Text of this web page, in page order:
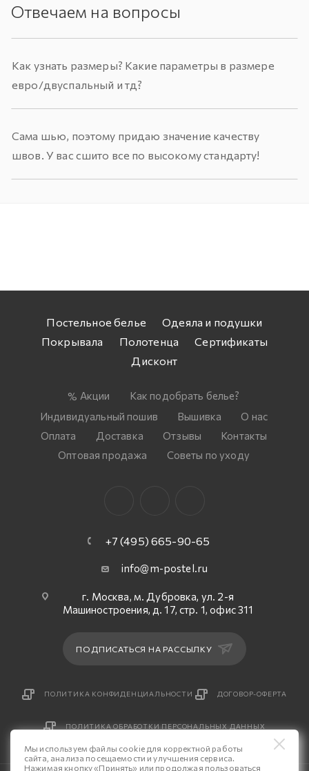
Отвечаем на вопросы
Как узнать размеры? Какие параметры в размере
евро/двуспальный и тд?
Сама шью, поэтому придаю значение качеству
швов. У вас сшито все по высокому стандарту!
Постельное белье
Одеяла и подушки
Покрывала
Полотенца
Сертификаты
Дисконт
Акции
Как подобрать белье?
Индивидуальный пошив
Вышивка
О нас
Оплата
Доставка Отзывы
Контакты
Оптовая продажа
Советы по уходу
+7 (495) 665-90-65
info@m-postel.ru
г. Москва, м. Дубровка, ул. 2-я
Машиностроения, д. 17, стр. 1, офис 311
ПОДПИСАТЬСЯ НА РАССЫЛКУ
ПОЛИТИКА КОНФИДЕНЦИАЛЬНОСТИ ДОГОВОР-ОФЕРТА
ПОЛИТИКА ОБРАБОТКИ ПЕРСОНАЛЬНЫХ ДАННЫХ
Мы используем файлы cookie для корректной работы
сайта, анализа посещаемости и улучшения сервиса.
Нажимая кнопку «Принять» или продолжая пользоваться